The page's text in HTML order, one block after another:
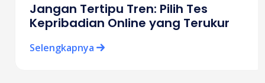
Jangan Tertipu Tren: Pilih Tes
Kepribadian Online yang Terukur
Selengkapnya